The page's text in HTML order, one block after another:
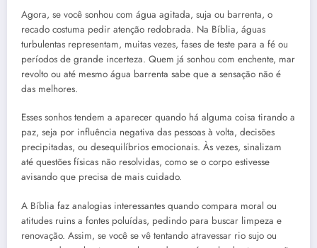
Agora, se você sonhou com água agitada, suja ou barrenta, o
recado costuma pedir atenção redobrada. Na Bíblia, águas
turbulentas representam, muitas vezes, fases de teste para a fé ou
períodos de grande incerteza. Quem já sonhou com enchente, mar
revolto ou até mesmo água barrenta sabe que a sensação não é
das melhores.
Esses sonhos tendem a aparecer quando há alguma coisa tirando a
paz, seja por influência negativa das pessoas à volta, decisões
precipitadas, ou desequilíbrios emocionais. Às vezes, sinalizam
até questões físicas não resolvidas, como se o corpo estivesse
avisando que precisa de mais cuidado.
A Bíblia faz analogias interessantes quando compara moral ou
atitudes ruins a fontes poluídas, pedindo para buscar limpeza e
renovação. Assim, se você se vê tentando atravessar rio sujo ou